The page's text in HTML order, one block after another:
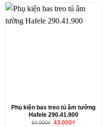
Phụ kiện bas treo tủ âm tường
Hafele 290.41.900
64.000₫ Giá
43.000₫Giá